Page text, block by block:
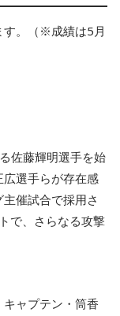
す。（※成績は5月
佐藤輝明選手を始
選手らが存在感
催試合で採用さ
で、さらなる攻撃
ャプテン・筒香